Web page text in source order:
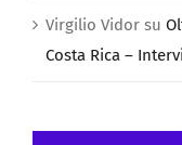
Virgilio Vidorsu